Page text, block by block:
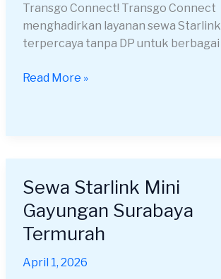
Transgo Connect! Transgo Connect
menghadirkan layanan sewa Starlink
terpercaya tanpa DP untuk berbagai
Jam
Read More »
Sewa Starlink Mini
Gayungan Surabaya
Termurah
April 1, 2026
Sewa
Starlink
Mini
Gayungan
Termurah